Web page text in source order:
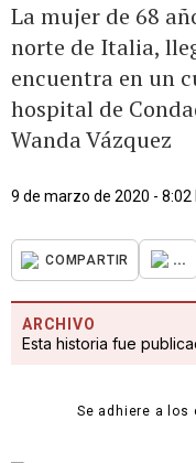
La mujer de 68
norte de Italia,
encuentra en un
hospital de
Wanda Vázquez
9 de marzo de 2020 - 8:02
COMPARTIR ...
ARCHIVO
Esta historia fue
Se adhiere a los